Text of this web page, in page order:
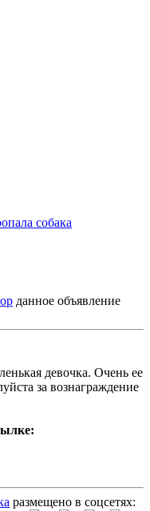
собака
данное объявление
девочка. Очень ее
за вознаграждение
размещено в соцсетях: